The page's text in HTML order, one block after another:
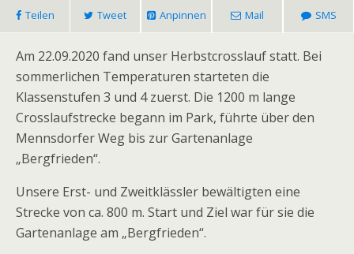
Teilen Tweet Anpinnen Mail SMS
Am 22.09.2020 fand unser Herbstcrosslauf statt. Bei
sommerlichen Temperaturen starteten die
Klassenstufen 3 und 4 zuerst. Die 1200 m lange
Crosslaufstrecke begann im Park, führte über den
Mennsdorfer Weg bis zur Gartenanlage
„Bergfrieden“.
Unsere Erst- und Zweitklässler bewältigten eine
Strecke von ca. 800 m. Start und Ziel war für sie die
Gartenanlage am „Bergfrieden“.